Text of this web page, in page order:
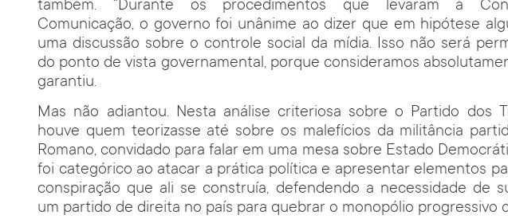
também. “Durante os procedimentos que levaram à
Comunicação, o governo foi unânime ao dizer que em hipótese
uma discussão sobre o controle social da mídia. Isso não será
do ponto de vista governamental, porque consideramos
garantiu.
Mas não adiantou. Nesta análise criteriosa sobre o Partido dos
houve quem teorizasse até sobre os malefícios da militância
Romano, convidado para falar em uma mesa sobre Estado
foi categórico ao atacar a prática política e apresentar elementos
conspiração que ali se construía, defendendo a necessidade de
um partido de direita no país para quebrar o monopólio progressivo